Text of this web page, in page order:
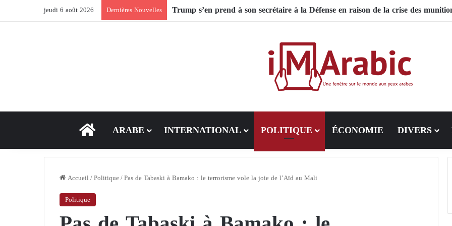
jeudi 6 août 2026 Dernières Nouvelles Après Ormuz, le Pakistan mise sur la diplomatie entre les États-Unis et l’Iran
ACCEUIL
ARABE INTERNATIONAL POLITIQUE ÉCONOMIE DIVERS
Accueil/Politique/Pas de Tabaski à Bamako : le terrorisme vole la joie de l’Aïd au Mali
Politique